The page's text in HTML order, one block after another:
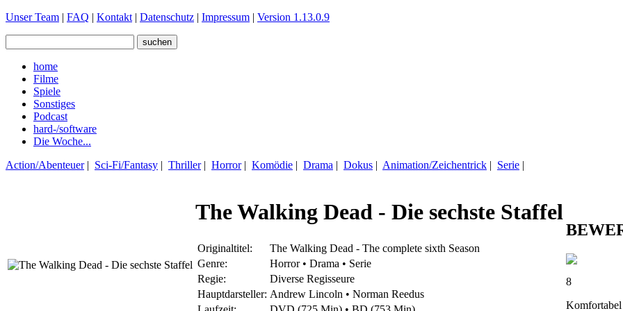
Unser Team | FAQ | Kontakt | Datenschutz | Impressum | Version 1.13.0.9
home
Filme
Spiele
Sonstiges
Podcast
hard-/software
Die Woche...
Action/Abenteuer| Sci-Fi/Fantasy | Thriller| Horror| Komödie | Drama | Dokus | Animation/Zeichentrick | Serie |
The Walking Dead - Die sechste Staffel
Originaltitel:
The Walking Dead - The complete sixth Season
Genre:
Horror • Drama • Serie
Regie:
Diverse Regisseure
Hauptdarsteller: Andrew Lincoln • Norman Reedus
8
Komfortabel